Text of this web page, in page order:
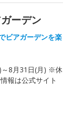
ーデン
ビアガーデンを楽
～8月31日(月) ※休
報は公式サイト